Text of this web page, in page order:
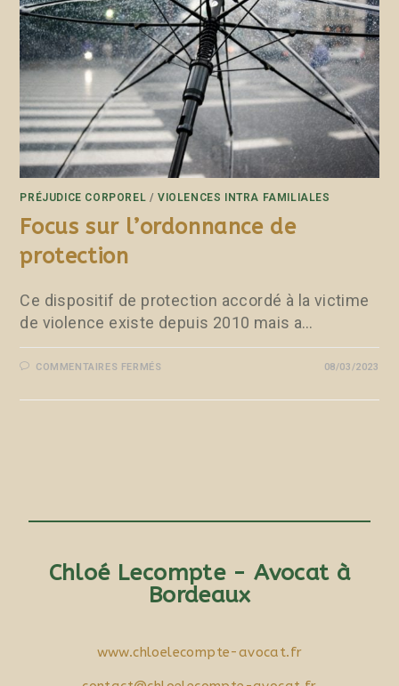
PRÉJUDICE CORPOREL /VIOLENCES INTRA FAMILIALES
Focus sur l’ordonnance de
protection
Ce dispositif de protection accordé à la victime
de violence existe depuis 2010 mais a…
COMMENTAIRES FERMÉS 08/03/2023
Chloé Lecompte - Avocat à
Bordeaux
www.chloelecompte-avocat.fr